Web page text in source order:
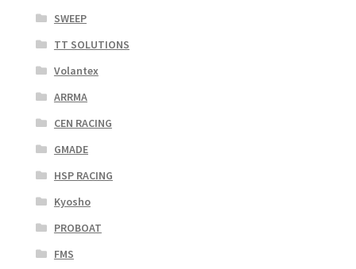
SWEEP
TT SOLUTIONS
Volantex
ARRMA
CEN RACING
GMADE
HSP RACING
Kyosho
PROBOAT
FMS